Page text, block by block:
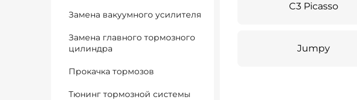
Замена вакуумного усилителя
Замена главного тормозного
цилиндра
Прокачка тормозов
Тюнинг тормозной системы
C3 Picasso
Jumpy